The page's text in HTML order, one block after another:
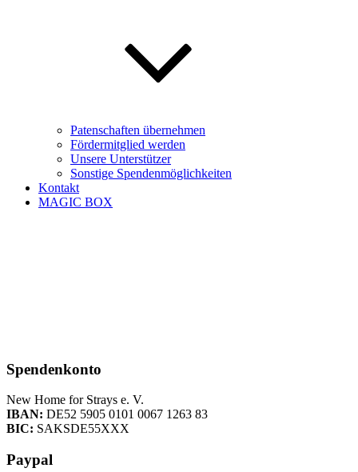
Patenschaften übernehmen
Fördermitglied werden
Unsere Unterstützer
Sonstige Spendenmöglichkeiten
Kontakt
MAGIC BOX
Spendenkonto
New Home for Strays e. V.
IBAN: DE52 5905 0101 0067 1263 83
BIC: SAKSDE55XXX
Paypal